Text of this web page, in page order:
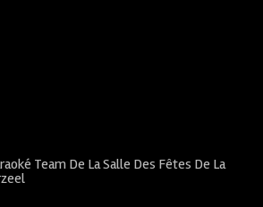
Team De La Salle Des Fêtes De La